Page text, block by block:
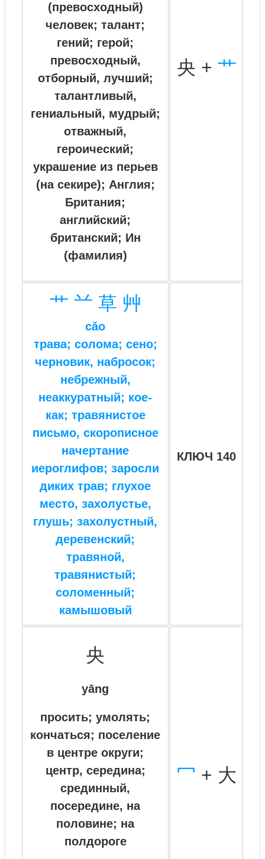
(превосходный)
человек; талант;
гений; герой;
превосходный,
отборный, лучший;
талантливый,
гениальный, мудрый;
отважный,
героический;
украшение из перьев
(на секире); Англия;
Британия;
английский;
британский; Ин
(фамилия)
央 + 艹
艹 䒑 草 艸
cǎo
трава; солома; сено;
черновик, набросок;
небрежный,
неаккуратный; кое-
как; травянистое
письмо, скорописное
начертание
иероглифов; заросли
диких трав; глухое
место, захолустье,
глушь; захолустный,
деревенский;
травяной,
травянистый;
соломенный;
камышовый
КЛЮЧ 140
央
yāng
просить; умолять;
кончаться; поселение
в центре округи;
центр, середина;
срединный,
посередине, на
половине; на
полдороге
冖 + 大